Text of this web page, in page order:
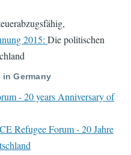
2015: Die politischen
Germany
- 20 years Anniversary of
Refugee Forum - 20 Jahre